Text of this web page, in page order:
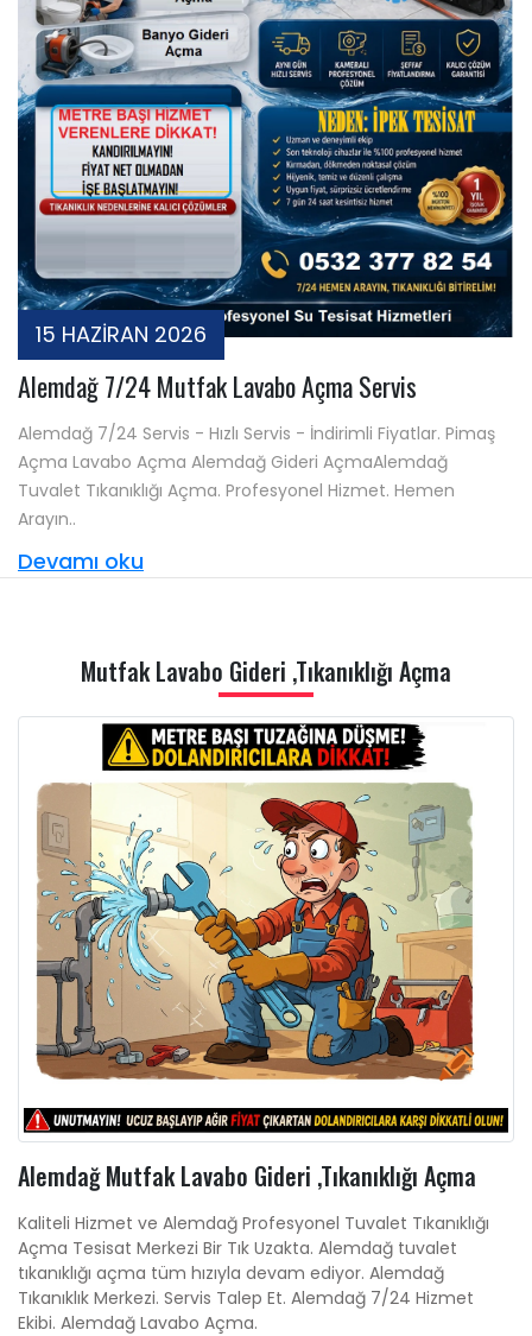
15 HAZİRAN 2026
Alemdağ 7/24 Mutfak Lavabo Açma Servis
Alemdağ 7/24 Servis - Hızlı Servis - İndirimli Fiyatlar. Pimaş
Açma Lavabo Açma Alemdağ Gideri AçmaAlemdağ
Tuvalet Tıkanıklığı Açma. Profesyonel Hizmet. Hemen
Arayın..
Devamı oku
Mutfak Lavabo Gideri ,Tıkanıklığı Açma
Alemdağ Mutfak Lavabo Gideri ,Tıkanıklığı Açma
Kaliteli Hizmet ve Alemdağ Profesyonel Tuvalet Tıkanıklığı
Açma Tesisat Merkezi Bir Tık Uzakta. Alemdağ tuvalet
tıkanıklığı açma tüm hızıyla devam ediyor. Alemdağ
Tıkanıklık Merkezi. Servis Talep Et. Alemdağ 7/24 Hizmet
Ekibi. Alemdağ Lavabo Açma.